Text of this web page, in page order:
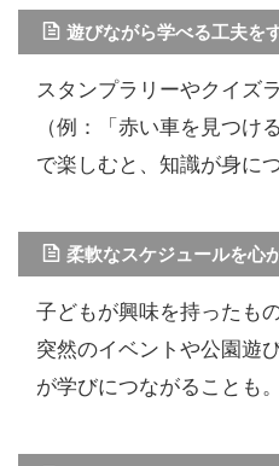
遊びながら学べる工夫を
スタンプラリーやクイズ
（例：「赤い車を見つけ
で楽しむと、知識が身に
柔軟なスケジュールを心
子どもが興味を持ったも
突然のイベントや公園遊
が学びにつながることも。